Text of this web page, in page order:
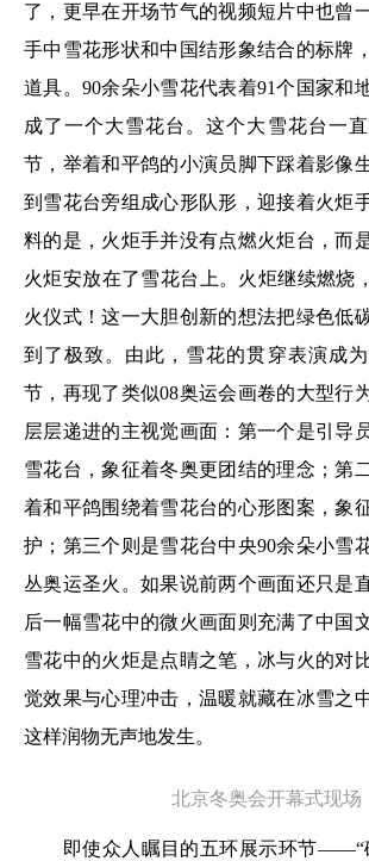
了，更早在开场节气的视频短片中也曾
手中雪花形状和中国结形象结合的标牌
道具。90余朵小雪花代表着91个国家和
成了一个大雪花台。这个大雪花台一
节，举着和平鸽的小演员脚下踩着影像
到雪花台旁组成心形队形，迎接着火炬
料的是，火炬手并没有点燃火炬台，而
火炬安放在了雪花台上。火炬继续燃烧
火仪式！这一大胆创新的想法把绿色低
到了极致。由此，雪花的贯穿表演成
节，再现了类似08奥运会画卷的大型行
层层递进的主视觉画面：第一个是引导
雪花台，象征着冬奥更团结的理念；第
着和平鸽围绕着雪花台的心形图案，象
护；第三个则是雪花台中央90余朵小雪
丛奥运圣火。如果说前两个画面还只是
后一幅雪花中的微火画面则充满了中国
雪花中的火炬是点睛之笔，冰与火的对
觉效果与心理冲击，温暖就藏在冰雪之
这样润物无声地发生。
北京冬奥会开幕式现场
即使众人瞩目的五环展示环节——“